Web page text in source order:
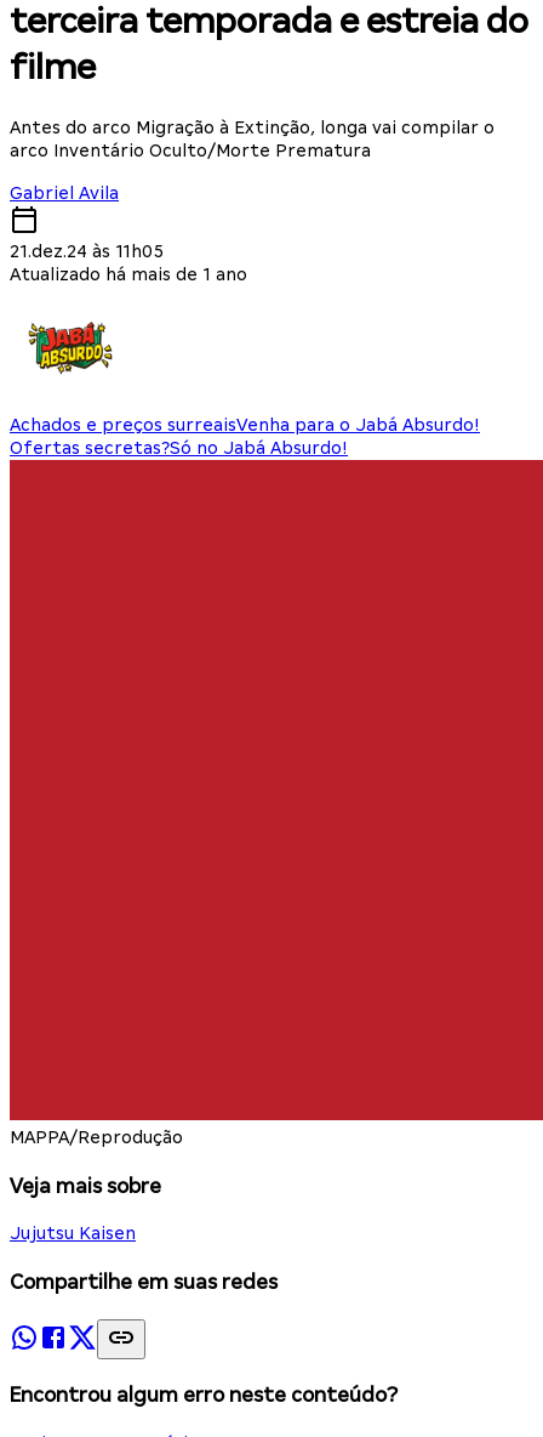
terceira temporada e estreia do
filme
Antes do arco Migração à Extinção, longa vai compilar o
arco Inventário Oculto/Morte Prematura
Gabriel Avila
21.dez.24 às 11h05
Atualizado há mais de 1 ano
Achados e preços surreaisVenha para o Jabá Absurdo!
Ofertas secretas?Só no Jabá Absurdo!
MAPPA/Reprodução
Veja mais sobre
Jujutsu Kaisen
Compartilhe em suas redes
Encontrou algum erro neste conteúdo?